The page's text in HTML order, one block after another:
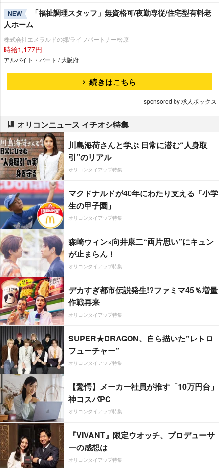
NEW
「福祉調理スタッフ」無資格可/夜勤専従/住宅型有料老
人ホーム
株式会社エメラルドの郷/ライフパートナー松原
時給1,177円
アルバイト・パート / 大阪府
続きはこちら
sponsored by 求人ボックス
オリコンニュース イチオシ特集
川島海荷さんと学ぶ 日常に潜む“人身取
引”のリアル
オリコンタイアップ特集
マクドナルドが40年にわたり支える「小学
生の甲子園」
オリコンタイアップ特集
森崎ウィン×向井康二“両片思い”にキュン
が止まらん！
オリコンタイアップ特集
デカすぎ都市伝説発生!?ファミマ45％増量
作戦再来
オリコンタイアップ特集
SUPER★DRAGON、自ら描いた”レトロ
フューチャー”
オリコンタイアップ特集
【驚愕】メーカー社員が推す「10万円台」
神コスパPC
オリコンタイアップ特集
『VIVANT』限定ウオッチ、プロデューサ
ーの感想は
オリコンタイアップ特集